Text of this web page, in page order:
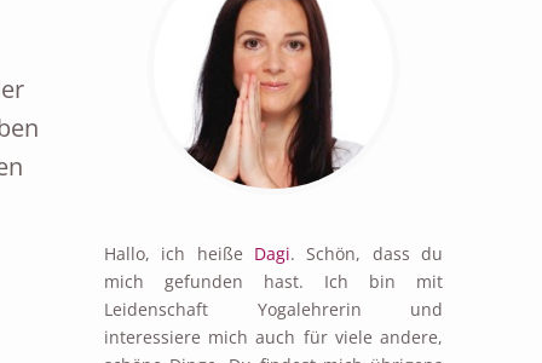
Hallo, ich heiße Dagi. Schön, dass du
mich gefunden hast. Ich bin mit
Leidenschaft Yogalehrerin und
interessiere mich auch für viele andere,